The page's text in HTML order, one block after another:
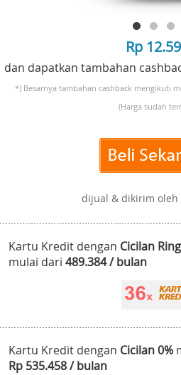
Rp
dan dapatkan tambahan
*) Besarnya tambahan cashback mengikuti
(Harga sudah
dijual & dikirim oleh
Kartu Kredit dengan Cicilan
mulai dari 489.384 / bulan
Kartu Kredit dengan Cicilan 0%
Rp 535.458 / bulan